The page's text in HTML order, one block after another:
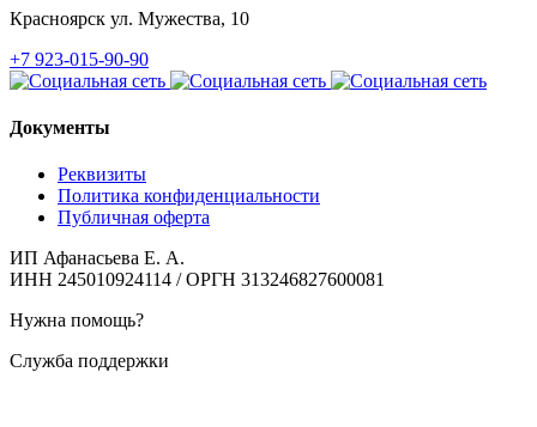
Красноярск ул. Мужества, 10
+7 923-015-90-90
Документы
Реквизиты
Политика конфиденциальности
Публичная оферта
ИП Афанасьева Е. А.
ИНН 245010924114 / ОРГН 313246827600081
Нужна помощь?
Служба поддержки